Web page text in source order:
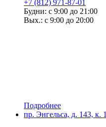
+7 (812) 971-87-01
Будни: с 9:00 до 21:00
Вых.: с 9:00 до 20:00
Подробнее
пр. Энгельса, д. 143, к. 1